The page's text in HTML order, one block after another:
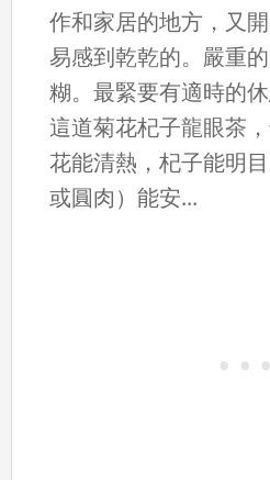
作和家居的地方，又
易感到乾乾的。嚴重
糊。最緊要有適時的
這道菊花杞子龍眼茶
花能清熱，杞子能明
或圓肉）能安...